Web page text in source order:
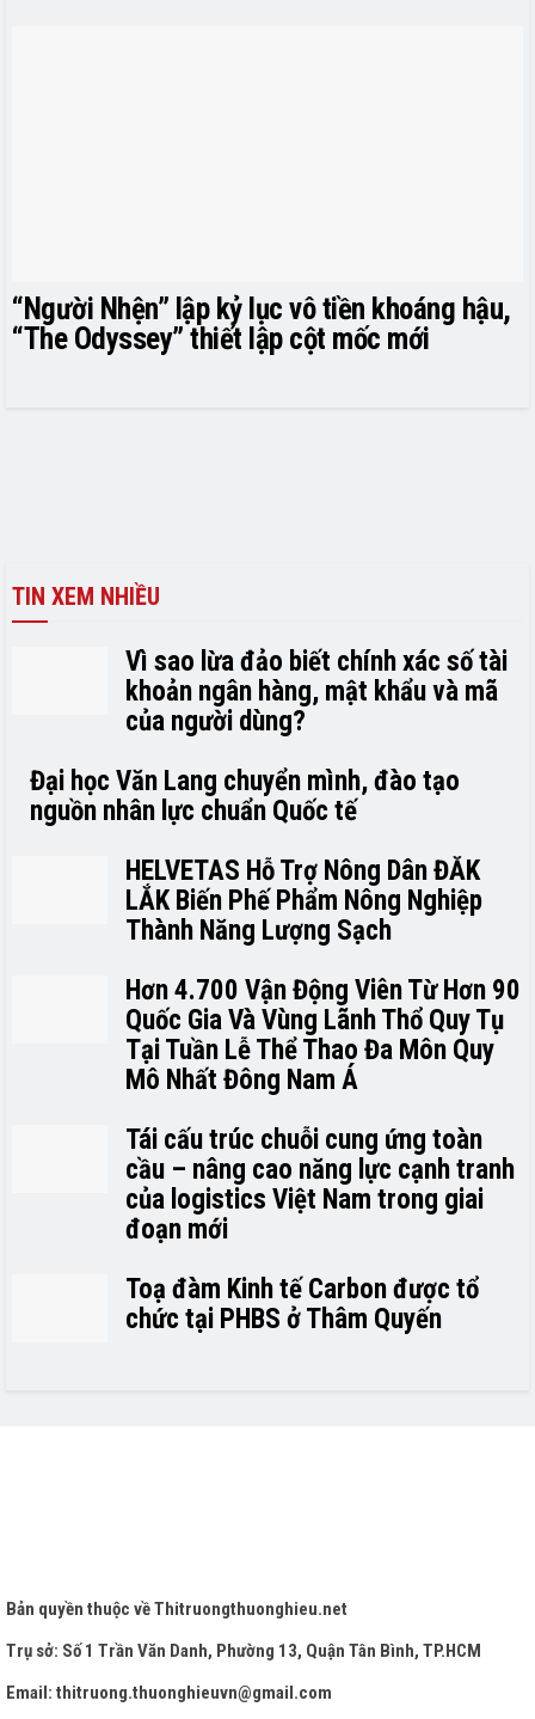
“Người Nhện” lập kỷ lục vô tiền khoáng hậu,
“The Odyssey” thiết lập cột mốc mới
TIN XEM NHIỀU
Vì sao lừa đảo biết chính xác số tài
khoản ngân hàng, mật khẩu và mã
của người dùng?
Đại học Văn Lang chuyển mình, đào tạo
nguồn nhân lực chuẩn Quốc tế
HELVETAS Hỗ Trợ Nông Dân ĐẮK
LẮK Biến Phế Phẩm Nông Nghiệp
Thành Năng Lượng Sạch
Hơn 4.700 Vận Động Viên Từ Hơn 90
Quốc Gia Và Vùng Lãnh Thổ Quy Tụ
Tại Tuần Lễ Thể Thao Đa Môn Quy
Mô Nhất Đông Nam Á
Tái cấu trúc chuỗi cung ứng toàn
cầu – nâng cao năng lực cạnh tranh
của logistics Việt Nam trong giai
đoạn mới
Toạ đàm Kinh tế Carbon được tổ
chức tại PHBS ở Thâm Quyến
Bản quyền thuộc vềThitruongthuonghieu.net
Trụ sở: Số 1 Trần Văn Danh, Phường 13, Quận Tân Bình, TP.HCM
Email: thitruong.thuonghieuvn@gmail.com